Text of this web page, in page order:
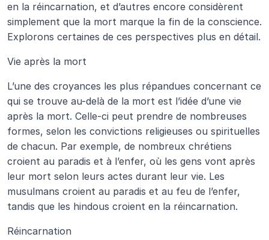
en la réincarnation, et d’autres encore considèrent
simplement que la mort marque la fin de la conscience.
Explorons certaines de ces perspectives plus en détail.
Vie après la mort
L’une des croyances les plus répandues concernant ce
qui se trouve au-delà de la mort est l’idée d’une vie
après la mort. Celle-ci peut prendre de nombreuses
formes, selon les convictions religieuses ou spirituelles
de chacun. Par exemple, de nombreux chrétiens
croient au paradis et à l’enfer, où les gens vont après
leur mort selon leurs actes durant leur vie. Les
musulmans croient au paradis et au feu de l’enfer,
tandis que les hindous croient en la réincarnation.
Réincarnation